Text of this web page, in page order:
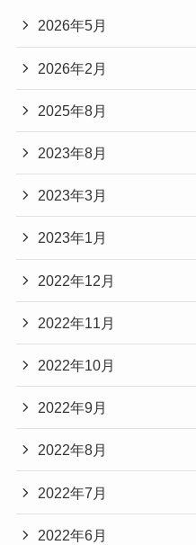
2026年5月
2026年2月
2025年8月
2023年8月
2023年3月
2023年1月
2022年12月
2022年11月
2022年10月
2022年9月
2022年8月
2022年7月
2022年6月